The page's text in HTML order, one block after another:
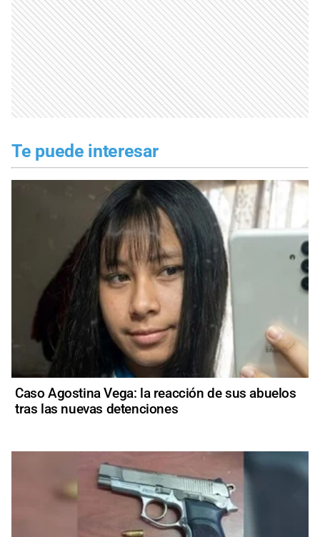
Te puede interesar
Caso Agostina Vega: la reacción de sus abuelos
tras las nuevas detenciones